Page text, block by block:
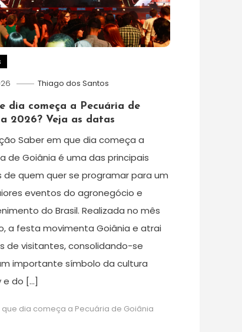
Thiago dos Santos
dia começa a Pecuária de
2026? Veja as datas
Saber em que dia começa a
de Goiânia é uma das principais
de quem quer se programar para um
eventos do agronegócio e
do Brasil. Realizada no mês
a festa movimenta Goiânia e atrai
de visitantes, consolidando-se
importante símbolo da cultura
e do […]
que dia começa a Pecuária de Goiânia